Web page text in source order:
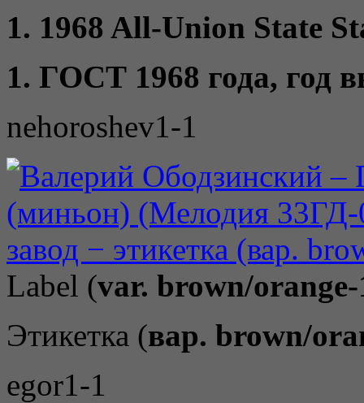
1. 1968 All-Union State
1. ГОСТ 1968 года, год
nehoroshev1-1
Label (var. brown/orange-
Этикетка (вар. brown/
egor1-1